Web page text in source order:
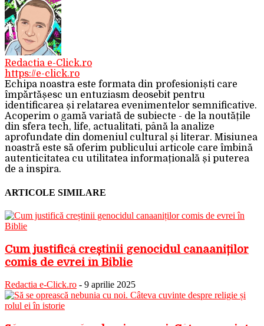
Redactia e-Click.ro
https://e-click.ro
Echipa noastra este formata din profesioniști care
împărtășesc un entuziasm deosebit pentru
identificarea și relatarea evenimentelor semnificative.
Acoperim o gamă variată de subiecte - de la noutățile
din sfera tech, life, actualitati, până la analize
aprofundate din domeniul cultural și literar. Misiunea
noastră este să oferim publicului articole care îmbină
autenticitatea cu utilitatea informațională și puterea
de a inspira.
ARTICOLE SIMILARE
Cum justifică creștinii genocidul canaaniților
comis de evrei în Biblie
Redactia e-Click.ro - 9 aprilie 2025